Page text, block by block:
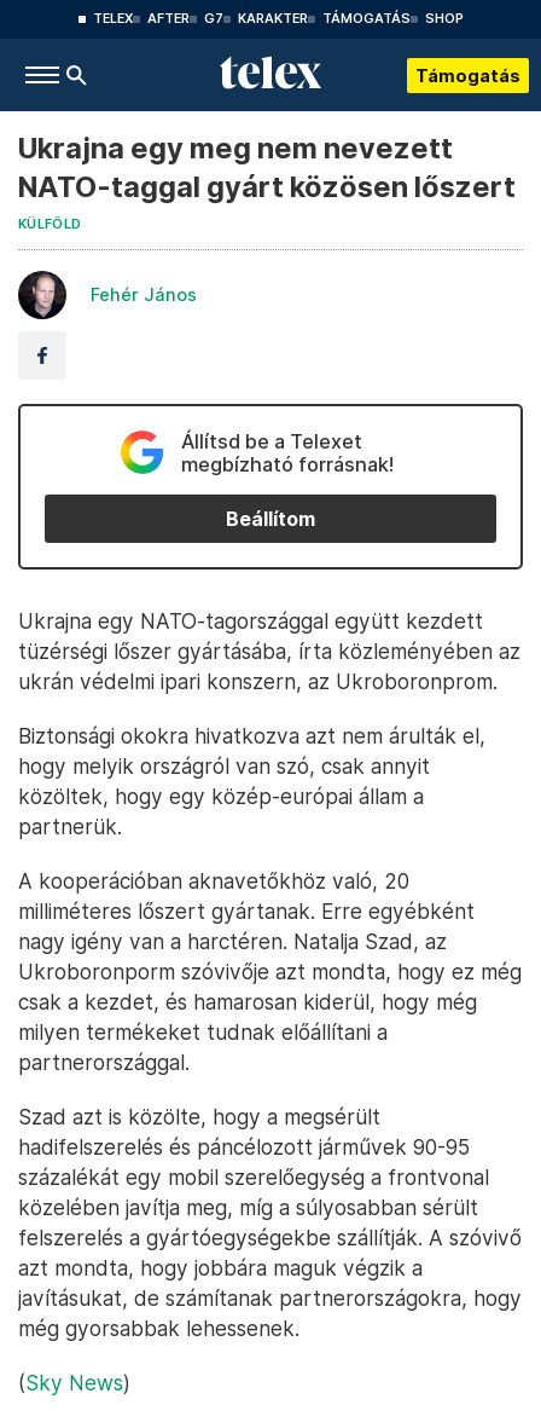
TELEX AFTER G7 KARAKTER TÁMOGATÁS SHOP
Támogatás
Ukrajna egy meg nem nevezett
NATO-taggal gyárt közösen lőszert
KÜLFÖLD
Fehér János
Állítsd be a Telexet
megbízható forrásnak!
Beállítom
Ukrajna egy NATO-tagországgal együtt kezdett
tüzérségi lőszer gyártásába, írta közleményében az
ukrán védelmi ipari konszern, az Ukroboronprom.
Biztonsági okokra hivatkozva azt nem árulták el,
hogy melyik országról van szó, csak annyit
közöltek, hogy egy közép-európai állam a
partnerük.
A kooperációban aknavetőkhöz való, 20
milliméteres lőszert gyártanak. Erre egyébként
nagy igény van a harctéren. Natalja Szad, az
Ukroboronporm szóvivője azt mondta, hogy ez még
csak a kezdet, és hamarosan kiderül, hogy még
milyen termékeket tudnak előállítani a
partnerországgal.
Szad azt is közölte, hogy a megsérült
hadifelszerelés és páncélozott járművek 90-95
százalékát egy mobil szerelőegység a frontvonal
közelében javítja meg, míg a súlyosabban sérült
felszerelés a gyártóegységekbe szállítják. A szóvivő
azt mondta, hogy jobbára maguk végzik a
javításukat, de számítanak partnerországokra, hogy
még gyorsabbak lehessenek.
(Sky News)